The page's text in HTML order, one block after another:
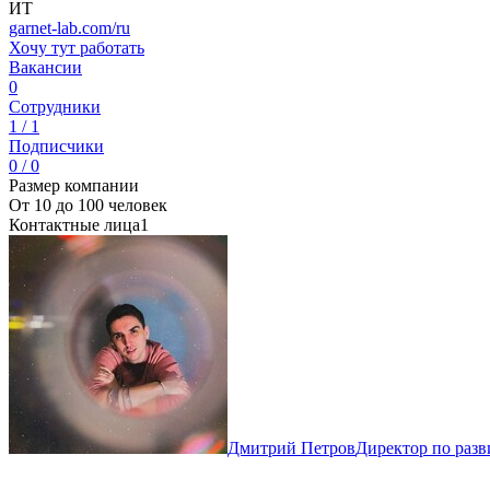
ИТ
garnet-lab.com/ru
Хочу тут работать
Вакансии
0
Сотрудники
1 / 1
Подписчики
0 / 0
Размер компании
От 10 до 100 человек
Контактные лица1
Дмитрий ПетровДиректор по